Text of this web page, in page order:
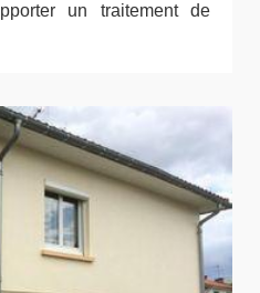
un traitement de